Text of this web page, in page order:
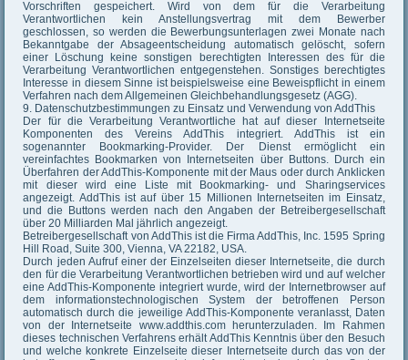
Vorschriften gespeichert. Wird von dem für die Verarbeitung
Verantwortlichen kein Anstellungsvertrag mit dem Bewerber
geschlossen, so werden die Bewerbungsunterlagen zwei Monate nach
Bekanntgabe der Absageentscheidung automatisch gelöscht, sofern
einer Löschung keine sonstigen berechtigten Interessen des für die
Verarbeitung Verantwortlichen entgegenstehen. Sonstiges berechtigtes
Interesse in diesem Sinne ist beispielsweise eine Beweispflicht in einem
Verfahren nach dem Allgemeinen Gleichbehandlungsgesetz (AGG).
9. Datenschutzbestimmungen zu Einsatz und Verwendung von AddThis
Der für die Verarbeitung Verantwortliche hat auf dieser Internetseite
Komponenten des Vereins AddThis integriert. AddThis ist ein
sogenannter Bookmarking-Provider. Der Dienst ermöglicht ein
vereinfachtes Bookmarken von Internetseiten über Buttons. Durch ein
Überfahren der AddThis-Komponente mit der Maus oder durch Anklicken
mit dieser wird eine Liste mit Bookmarking- und Sharingservices
angezeigt. AddThis ist auf über 15 Millionen Internetseiten im Einsatz,
und die Buttons werden nach den Angaben der Betreibergesellschaft
über 20 Milliarden Mal jährlich angezeigt.
Betreibergesellschaft von AddThis ist die Firma AddThis, Inc. 1595 Spring
Hill Road, Suite 300, Vienna, VA 22182, USA.
Durch jeden Aufruf einer der Einzelseiten dieser Internetseite, die durch
den für die Verarbeitung Verantwortlichen betrieben wird und auf welcher
eine AddThis-Komponente integriert wurde, wird der Internetbrowser auf
dem informationstechnologischen System der betroffenen Person
automatisch durch die jeweilige AddThis-Komponente veranlasst, Daten
von der Internetseite www.addthis.com herunterzuladen. Im Rahmen
dieses technischen Verfahrens erhält AddThis Kenntnis über den Besuch
und welche konkrete Einzelseite dieser Internetseite durch das von der